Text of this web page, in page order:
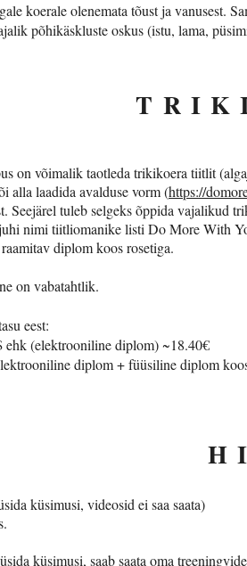
koerale olenemata tõust ja vanusest.
põhikäskluste oskus (istu, lama,
on võimalik taotleda trikikoera tiitlit
alla laadida avalduse vorm (https://
Seejärel tuleb selgeks õppida vajalikud
nimi tiitliomanike listi Do More With
diplom koos rosetiga.
on vabatahtlik.
eest:
ehk (elektrooniline diplom) ~18.40€
diplom + füüsiline diplom
küsimusi, videosid ei saa saata)
küsimusi, saab saata oma